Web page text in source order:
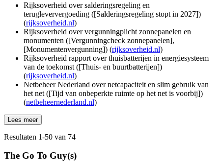
Rijksoverheid over salderingsregeling en
terugleververgoeding ([Salderingsregeling stopt in 2027])
(rijksoverheid.nl)
Rijksoverheid over vergunningplicht zonnepanelen en
monumenten ([Vergunningcheck zonnepanelen],
[Monumentenvergunning]) (rijksoverheid.nl)
Rijksoverheid rapport over thuisbatterijen in energiesysteem
van de toekomst ([Thuis- en buurtbatterijen])
(rijksoverheid.nl)
Netbeheer Nederland over netcapaciteit en slim gebruik van
het net ([Tijd van onbeperkte ruimte op het net is voorbij])
(netbeheernederland.nl)
Lees meer
Resultaten 1-50 van 74
The Go To Guy(s)